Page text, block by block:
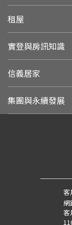
租屋
實登與房訊知識
信義居家
集團與永續發展
客
網
客